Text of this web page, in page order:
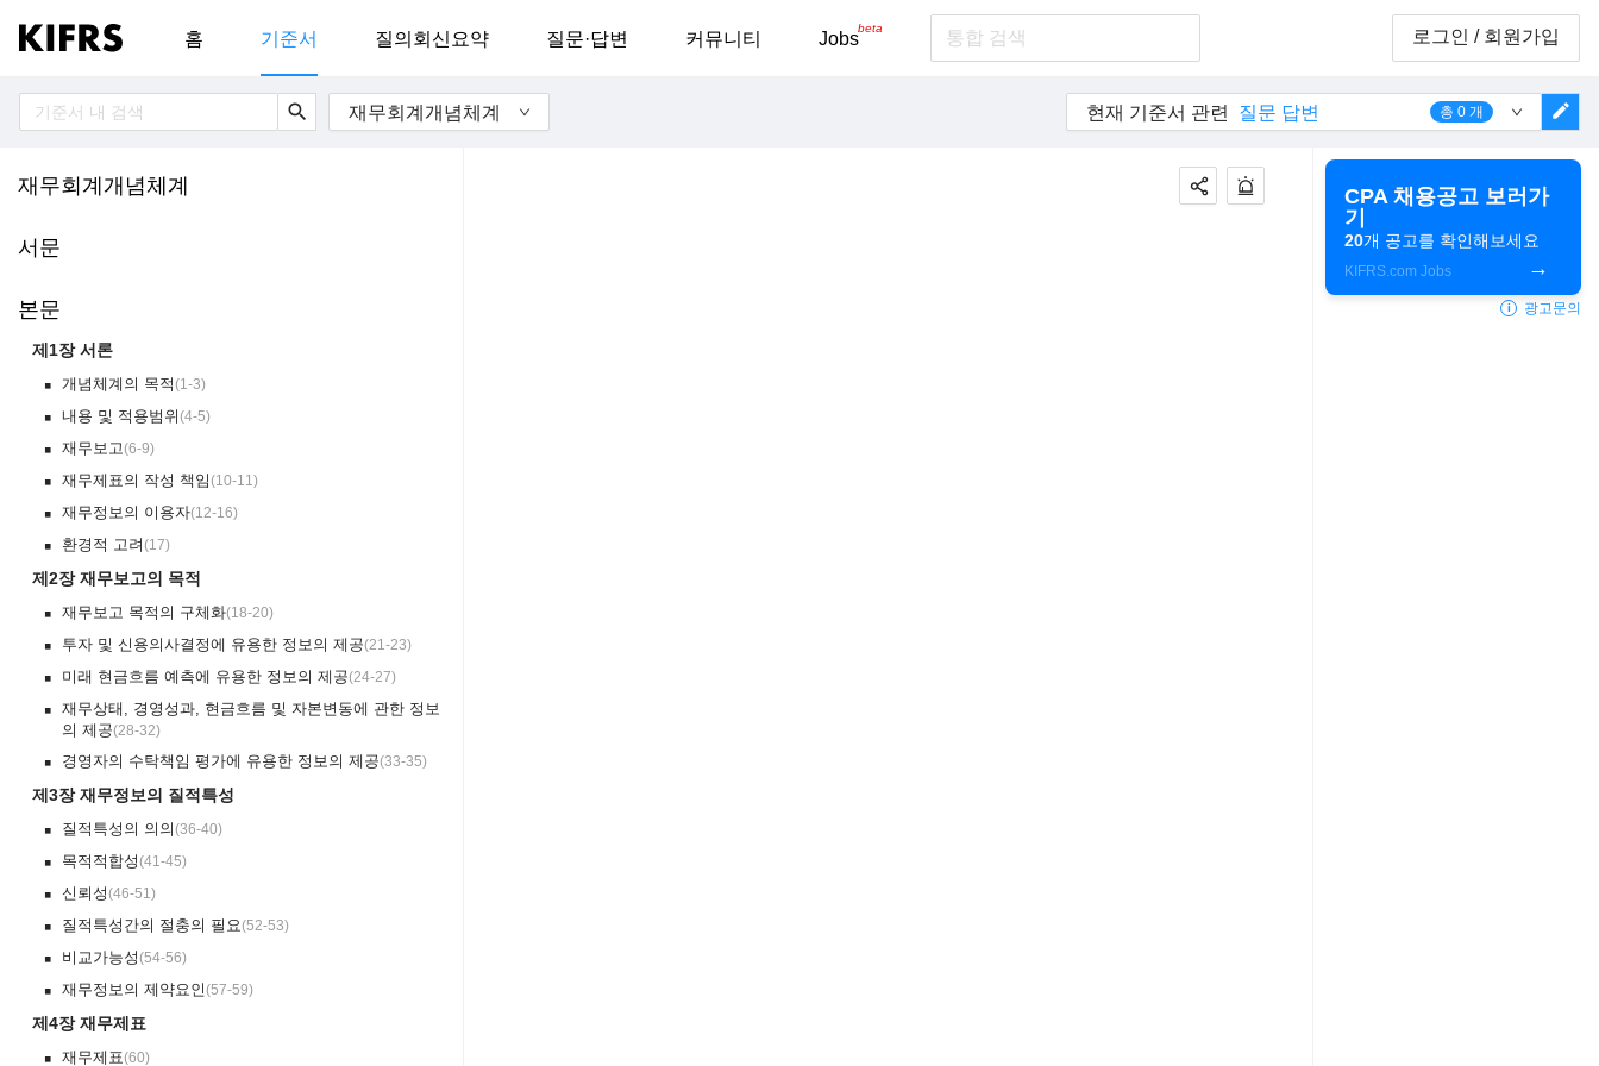
홈 기준서 질의회신요약 질문·답변 커뮤니티 Jobsbeta 로그인 / 회원가입
search 재무회계개념체계 현재 기준서 관련 질문 답변 총 0 개 edit
재무회계개념체계
서문
본문
제1장 서론
￭ 개념체계의 목적 (1-3)
￭ 내용 및 적용범위 (4-5)
￭ 재무보고(6-9)
￭ 재무제표의 작성 책임 (10-11)
￭ 재무정보의 이용자(12-16)
￭ 환경적 고려 (17)
제2장 재무보고의 목적
￭ 재무보고 목적의 구체화(18-20)
￭ 투자 및 신용의사결정에 유용한 정보의 제공(21-23)
￭ 미래 현금흐름 예측에 유용한 정보의 제공(24-27)
￭ 재무상태, 경영성과, 현금흐름 및 자본변동에 관한 정보
의 제공(28-32)
￭ 경영자의 수탁책임 평가에 유용한 정보의 제공(33-35)
제3장 재무정보의 질적특성
￭ 질적특성의 의의 (36-40)
￭ 목적적합성 (41-45)
￭ 신뢰성 (46-51)
￭ 질적특성간의 절충의 필요(52-53)
￭ 비교가능성 (54-56)
￭ 재무정보의 제약요인 (57-59)
제4장 재무제표
￭ 재무제표(60)
CPA 채용공고 보러가
기
20개 공고를 확인해보세요
KIFRS.com Jobs
i 광고문의